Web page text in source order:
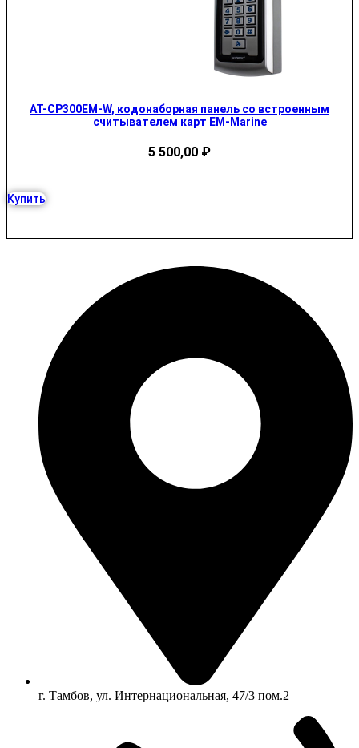
AT-CP300EM-W, кодонаборная панель со встроенным
считывателем карт EM-Marine
5 500,00 ₽
Купить
г. Тамбов, ул. Интернациональная, 47/3 пом.2